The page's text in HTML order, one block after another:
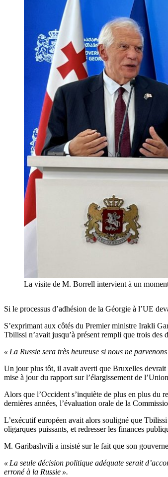
La visite de M. Borrell intervient à un
Si le processus d’adhésion de la Géorgie à l’UE
S’exprimant aux côtés du Premier ministre Irakli
Tbilissi n’avait jusqu’à présent rempli que trois
« La Russie sera très heureuse si nous ne
Un jour plus tôt, il avait averti que Bruxelles devrait
mise à jour du rapport sur l’élargissement de
Alors que l’Occident s’inquiète de plus en plus du
dernières années, l’évaluation orale de la
L’exécutif européen avait alors souligné que
oligarques puissants, et redresser les finances
M. Garibashvili a insisté sur le fait que son
« La seule décision politique adéquate serait
erroné à la Russie ».